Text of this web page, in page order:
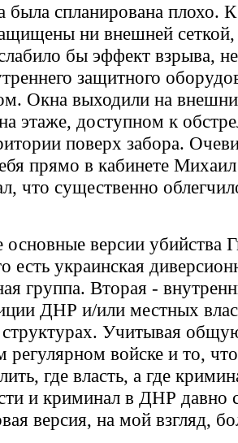
была спланирована плохо.
ни внешней
бы эффект взрыва,
защитного
Окна выходили на
этаже, доступном к
поверх забора.
прямо в кабинете
что существенно
основные версии убийства
есть украинская
группа. Вторая -
ДНР и/или местных
Учитывая
регулярном войске и то,
где власть, а где
и криминал в ДНР давно
версия, на мой взгляд,